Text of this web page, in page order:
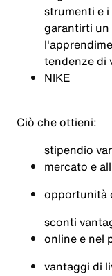
strumenti e
garantirti
tendenze di
NIKE
Ciò che ottieni:
stipendio
mercato e
opportunità
sconti
online e nel
vantaggi di